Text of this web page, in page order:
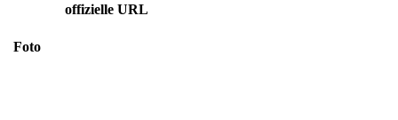
offizielle URL
Foto